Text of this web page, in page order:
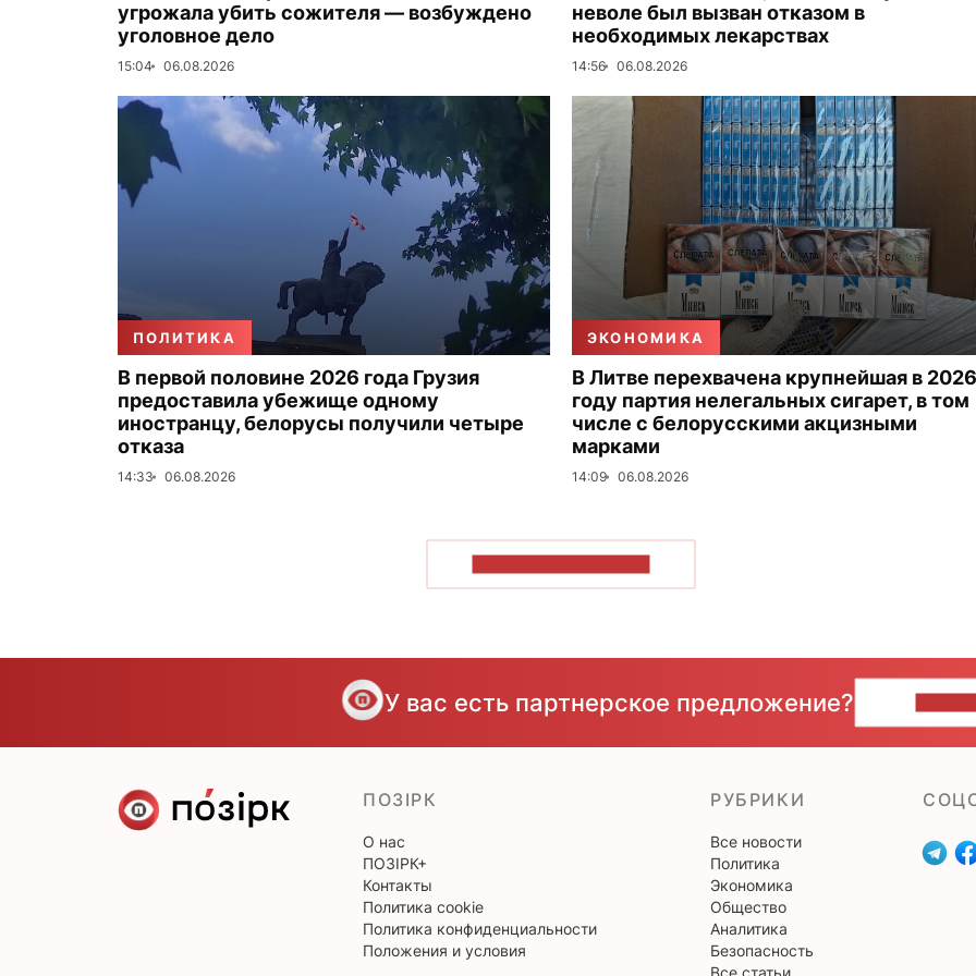
угрожала убить сожителя — возбуждено
уголовное дело
15:04 06.08.2026
неволе был вызван отказом в
необходимых лекарствах
14:56 06.08.2026
ПОЛИТИКА
В первой половине 2026 года Грузия
предоставила убежище одному
иностранцу, белорусы получили четыре
отказа
14:33 06.08.2026
ЭКОНОМИКА
В Литве перехвачена крупнейшая в 2026
году партия нелегальных сигарет, в том
числе с белорусскими акцизными
марками
14:09 06.08.2026
У вас есть партнерское предложение?
ПОЗІРК
О нас
ПОЗІРК+
Контакты
Политика cookie
Политика конфиденциальности
Положения и условия
РУБРИКИ
Все новости
Политика
Экономика
Общество
Аналитика
Безопасность